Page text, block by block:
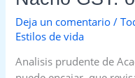
Deja un comentario /
Estilos de vida
Analisis prudente de